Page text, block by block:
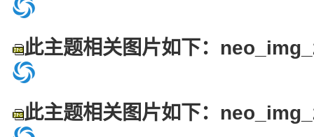
此主题相关图片如下：
此主题相关图片如下：